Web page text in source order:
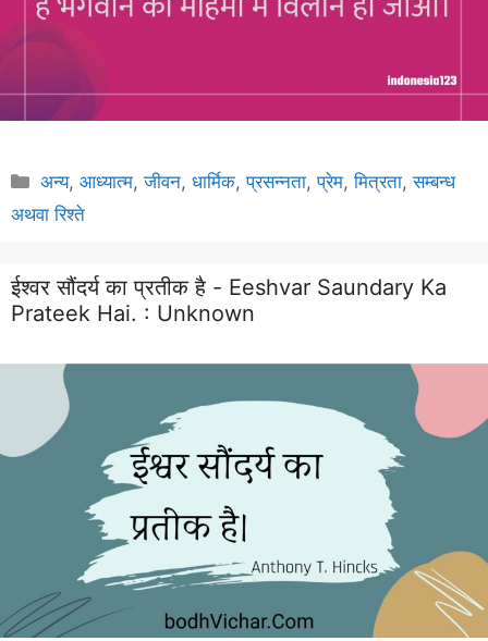
Categories
अन्य,आध्यात्म,जीवन,धार्मिक,प्रसन्नता,प्रेम,मित्रता,सम्बन्ध
अथवा रिश्ते
ईश्वर सौंदर्य का प्रतीक है - Eeshvar Saundary Ka
Prateek Hai. : Unknown